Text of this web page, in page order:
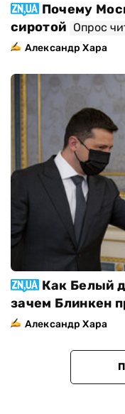
Почему
сиротой Опрос
Александр Хара
Как Белый
зачем Блинкен
Александр Хара